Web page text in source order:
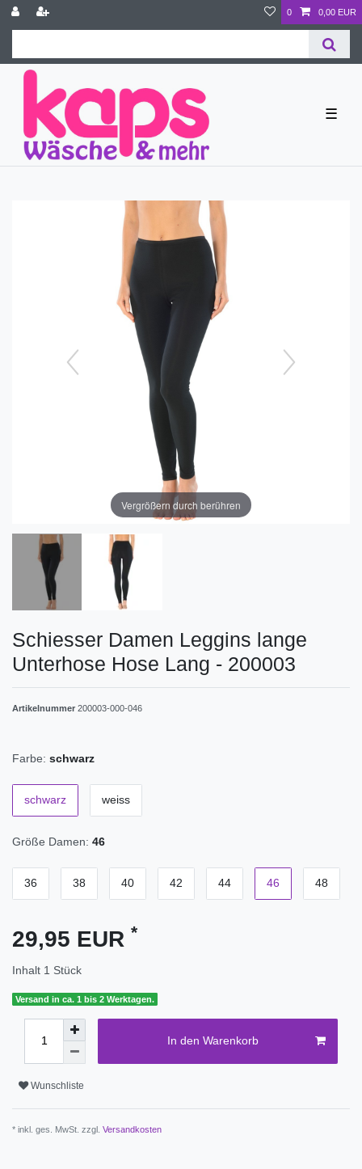
0 0,00 EUR
☰
Vergrößern durch berühren
Schiesser Damen Leggins lange
Unterhose Hose Lang - 200003
Artikelnummer 200003-000-046
Farbe: schwarz
schwarz weiss
Größe Damen: 46
36 38 40 42 44 46 48
29,95 EUR *
Inhalt 1 Stück
Versand in ca. 1 bis 2 Werktagen.
In den Warenkorb
Wunschliste
* inkl. ges. MwSt. zzgl. Versandkosten